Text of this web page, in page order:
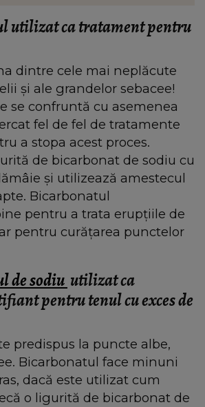
utilizat ca tratament pentru
dintre cele mai neplăcute
și ale grandelor sebacee!
se confruntă cu asemenea
fel de fel de tratamente
a stopa acest proces.
de bicarbonat de sodiu cu
și utilizează amestecul
Bicarbonatul
pentru a trata erupțiile de
pentru curățarea punctelor
de sodiu utilizat ca
pentru tenul cu exces de
predispus la puncte albe,
Bicarbonatul face minuni
dacă este utilizat cum
o ligurită de bicarbonat de